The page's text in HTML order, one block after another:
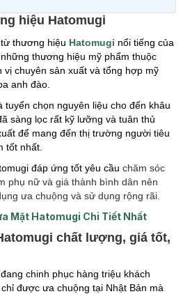
hiệu Hatomugi
thương hiệu Hatomugi nổi tiếng của
thương hiệu mỹ phẩm thuộc
vị chuyên sản xuất và tổng hợp mỹ
anh đào.
tuyển chọn nguyên liệu cho đến khâu
sàng lọc rất kỹ lưỡng và tuân thủ
để mang đến thị trường người tiêu
tốt nhất.
đáp ứng tốt yêu cầu chăm sóc
phụ nữ và giá thành bình dân nên
ưa chuộng và sử dụng rộng rãi.
Mặt Hatomugi Chi Tiết Nhất
chất lượng, giá tốt,
chinh phục hàng triệu khách
được ưa chuộng tại Nhật Bản mà